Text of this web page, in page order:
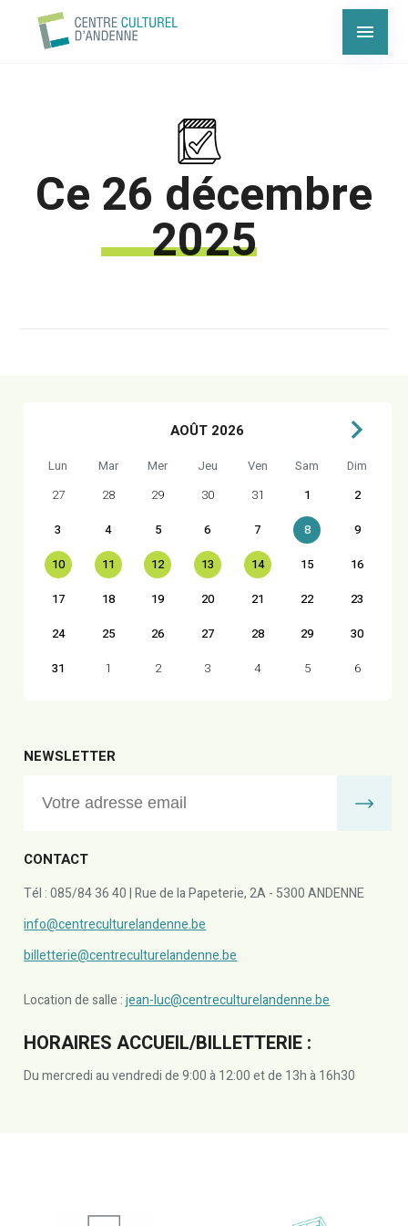
Ce 26 décembre
2025
AOÛT 2026
Lun Mar Mer Jeu Ven Sam
Dim
27
28 29 30 31 1
2
3
4 5 6 7 8
9
10
11 12 13 14 15
16
17
18 19 20 21 22
23
24
25 26 27 28 29
30
31
1 2 3 4 5 6
NEWSLETTER
CONTACT
Tél : 085/84 36 40 | Rue de la Papeterie, 2A - 5300 ANDENNE
info@centreculturelandenne.be
billetterie@centreculturelandenne.be
Location de salle :jean-luc@centreculturelandenne.be
HORAIRES ACCUEIL/BILLETTERIE :
Du mercredi au vendredi de 9:00 à 12:00 et de 13h à 16h30